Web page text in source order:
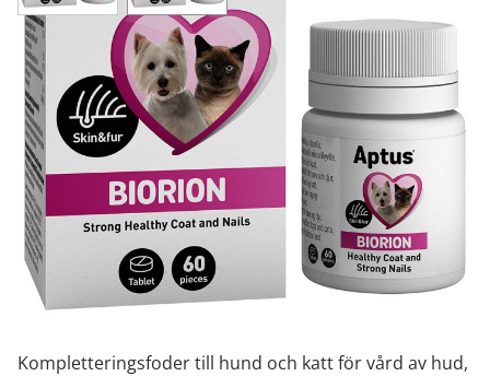
APTUS BIORION 60 tabl
21,20 € 1 514,29 € / kg
Produktkod 322387
Paketstorlek 60 tabl
Marknadsförare Orion Eläinlääkkeet
Brand
Aptus
Tillfälligt slut i lager
Kompletteringsfoder till hund och katt för vård av hud,